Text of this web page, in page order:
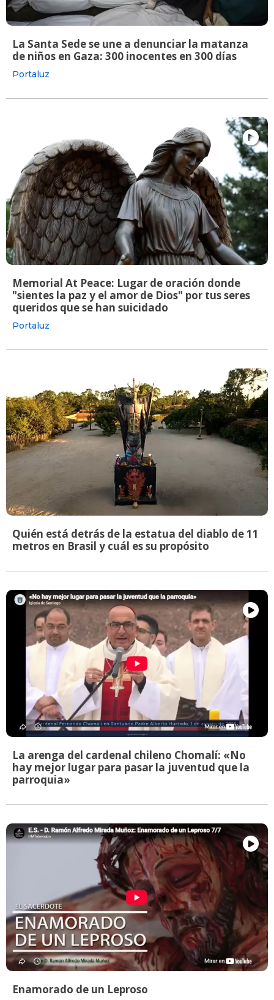
La Santa Sede se une a denunciar la matanza
de niños en Gaza: 300 inocentes en 300 días
Portaluz
Memorial At Peace: Lugar de oración donde
"sientes la paz y el amor de Dios" por tus seres
queridos que se han suicidado
Portaluz
Quién está detrás de la estatua del diablo de 11
metros en Brasil y cuál es su propósito
La arenga del cardenal chileno Chomalí: «No
hay mejor lugar para pasar la juventud que la
parroquia»
Enamorado de un Leproso